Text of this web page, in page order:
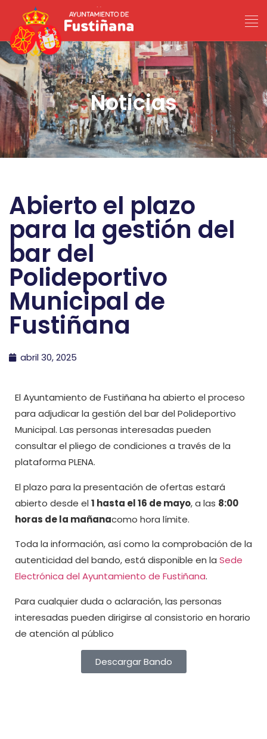
Noticias
Abierto el plazo
para la gestión del
bar del
Polideportivo
Municipal de
Fustiñana
abril 30, 2025
El Ayuntamiento de Fustiñana ha abierto el proceso
para adjudicar la gestión del bar del Polideportivo
Municipal. Las personas interesadas pueden
consultar el pliego de condiciones a través de la
plataforma PLENA.
El plazo para la presentación de ofertas estará
abierto desde el 1 hasta el 16 de mayo, a las 8:00
horas de la mañanacomo hora límite.
Toda la información, así como la comprobación de la
autenticidad del bando, está disponible en la Sede
Electrónica del Ayuntamiento de Fustiñana.
Para cualquier duda o aclaración, las personas
interesadas pueden dirigirse al consistorio en horario
de atención al público
Descargar Bando